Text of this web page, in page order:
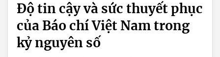
Độ tin cậy và sức thuyết phục
của Báo chí Việt Nam trong
kỷ nguyên số